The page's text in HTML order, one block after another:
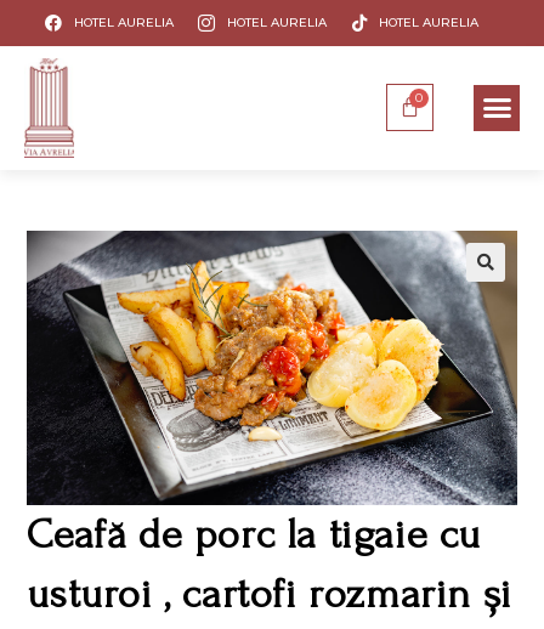
HOTEL AURELIA HOTEL AURELIA HOTEL AURELIA
Ceafă de porc la tigaie cu
usturoi , cartofi rozmarin și